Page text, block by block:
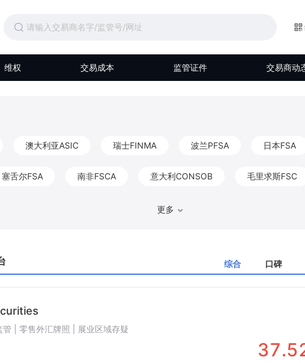
维权 交易成本 监管证件 交易商动
澳大利亚ASIC 瑞士FINMA 波兰PFSA 日本FSA
塞舌尔FSA 南非FSCA 意大利CONSOB 毛里求斯FSC
伯利兹FSC
拉脱维亚FKTK 阿布扎比FSRA
更多
综合 口碑
| 零售外汇牌照 | 展业区域存疑